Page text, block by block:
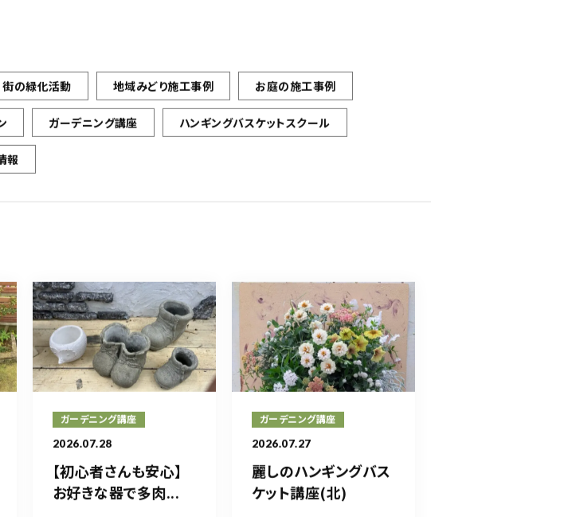
街の緑化活動 地域みどり施工事例 お庭の施工事例
ガーデニング講座 ハンギングバスケットスクール
報
ガーデニング講座
2026.07.28
【初心者さんも安心】
お好きな器で多肉...
ガーデニング講座
2026.07.27
麗しのハンギングバス
ケット講座(北)